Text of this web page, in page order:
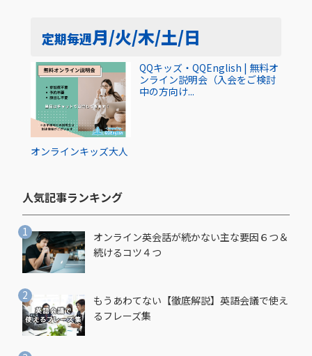
定期毎週月/火/木/土/日
オンラインキッズ大人
QQキッズ・QQEnglish | 無料オ
ンライン説明会（入会をご検討
中の方向け...
人気記事ランキング​
オンライン英会話が続かない主な要因６つ＆
続けるコツ４つ
もうあわてない【徹底解説】英語会議で使え
るフレーズ集